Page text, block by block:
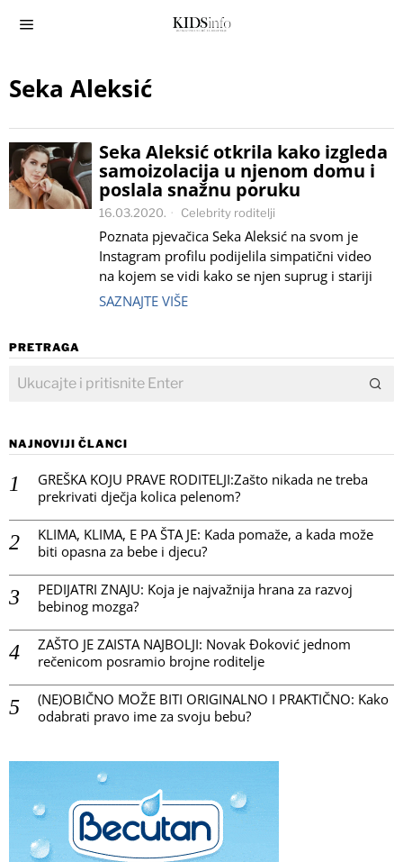
Seka Aleksić
Seka Aleksić otkrila kako izgleda
samoizolacija u njenom domu i
poslala snažnu poruku
16.03.2020. Celebrity roditelji
Poznata pjevačica Seka Aleksić na svom je
Instagram profilu podijelila simpatični video
na kojem se vidi kako se njen suprug i stariji
SAZNAJTE VIŠE
PRETRAGA
NAJNOVIJI ČLANCI
GREŠKA KOJU PRAVE RODITELJI:Zašto nikada ne treba
prekrivati dječja kolica pelenom?
KLIMA, KLIMA, E PA ŠTA JE: Kada pomaže, a kada može
biti opasna za bebe i djecu?
PEDIJATRI ZNAJU: Koja je najvažnija hrana za razvoj
bebinog mozga?
ZAŠTO JE ZAISTA NAJBOLJI: Novak Đoković jednom
rečenicom posramio brojne roditelje
(NE)OBIČNO MOŽE BITI ORIGINALNO I PRAKTIČNO: Kako
odabrati pravo ime za svoju bebu?